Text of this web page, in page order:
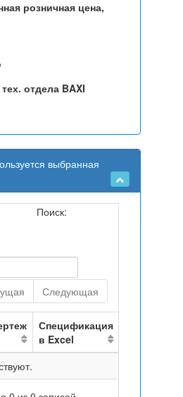
розничная цена,
отдела BAXI
выбранная
Поиск:
Следующая
Спецификация
в Excel